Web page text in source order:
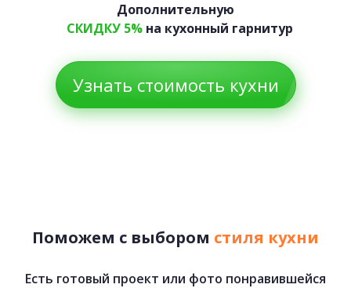
Дополнительную
СКИДКУ 5%на кухонный гарнитур
Узнать стоимость кухни
Поможем с выбором стиля кухни
Есть готовый проект или фото понравившейся